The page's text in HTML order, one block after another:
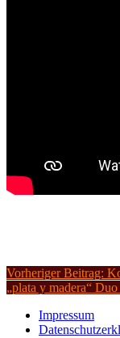
Vorheriger Beitrag:
„plata y madera“
Impressum